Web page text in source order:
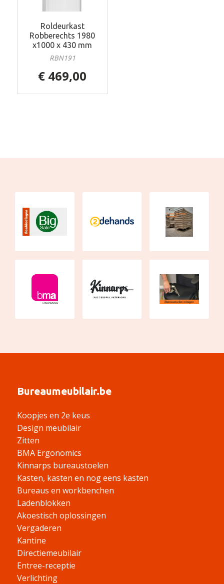
Roldeurkast
Robberechts 1980
x1000 x 430 mm
RBN191
€ 469,00
Bureaumeubilair.be
Koopjes en 2e keus
Design meubilair
Zitten
BMA Ergonomics
Kinnarps bureaustoelen
Kasten, kasten en nog eens kasten
Bureaus en workbenchen
Ladenblokken
Akoestisch oplossingen
Vergaderen
Kantine
Directiemeubilair
Entree-receptie
Verlichting